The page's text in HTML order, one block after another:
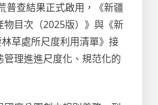
普查結果正式啟用，《新疆
物目次（2025版）》與《新
草處所尺度利用清單》接
理進進尺度化、規范化的